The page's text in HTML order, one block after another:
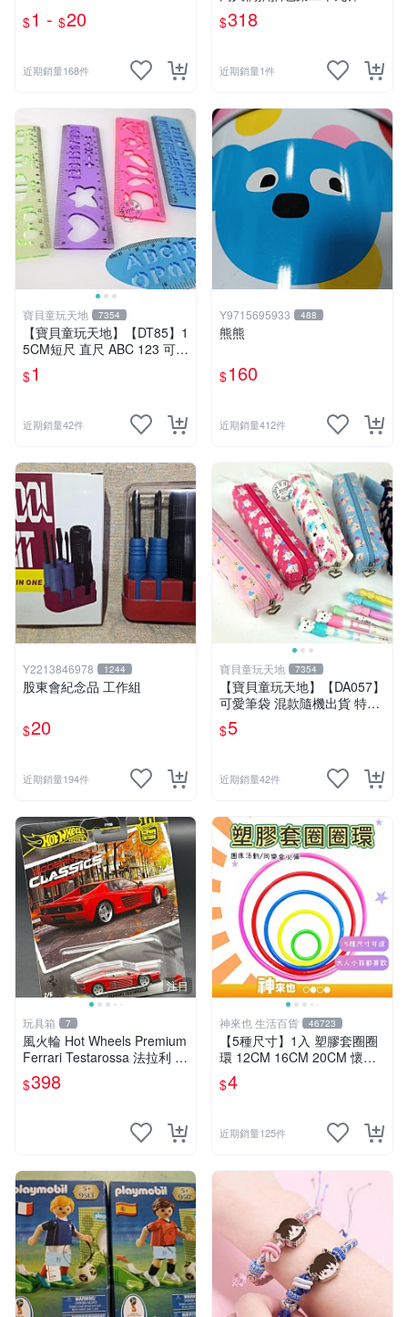
$1 - $20
近期銷量168件
秘浪人（Mysterious Ronin）
$318
近期銷量1件
寶貝童玩天地 7354
【寶貝童玩天地】【DT85】1
5CM短尺 直尺 ABC 123 可愛
花樣~1支 特價1元
$1
近期銷量42件
Y9715695933 488
熊熊
$160
近期銷量412件
Y2213846978 1244
股東會紀念品 工作組
$20
近期銷量194件
寶貝童玩天地 7354
【寶貝童玩天地】【DA057】
可愛筆袋 混款隨機出貨 特價*
LT01
$5
近期銷量42件
注目
玩具箱 7
風火輪 Hot Wheels Premium
Ferrari Testarossa 法拉利 M
odern Classics 2號
$398
神來也 生活百貨 46723
【5種尺寸】1入 塑膠套圈圈
環 12CM 16CM 20CM 懷舊
童玩 兒童玩具 夜市套圈圈 塑
膠套環 遊戲道具 套環
$4
近期銷量125件